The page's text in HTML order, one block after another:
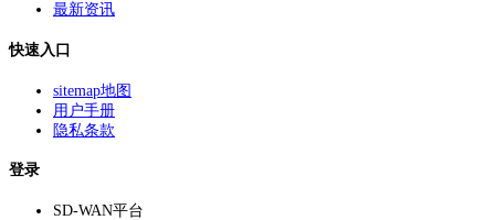
最新资讯
快速入口
sitemap地图
用户手册
隐私条款
登录
SD-WAN平台